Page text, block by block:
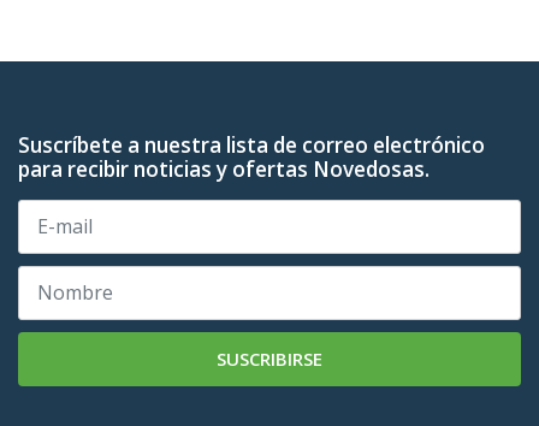
Suscríbete a nuestra lista de correo electrónico
para recibir noticias y ofertas Novedosas.
SUSCRIBIRSE